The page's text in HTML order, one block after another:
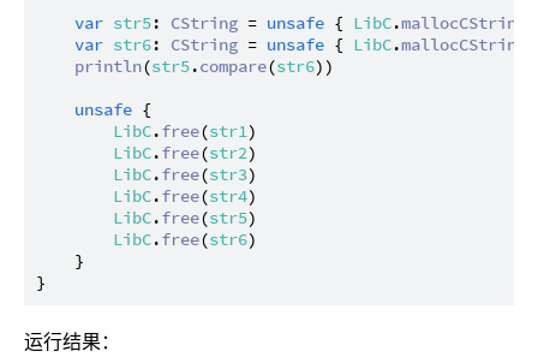
var str5: CString = unsafe { LibC.mallocCString
var str6: CString = unsafe { LibC.mallocCString
println(str5.compare(str6))
unsafe {
LibC.free(str1)
LibC.free(str2)
LibC.free(str3)
LibC.free(str4)
LibC.free(str5)
LibC.free(str6)
    }
运行结果：